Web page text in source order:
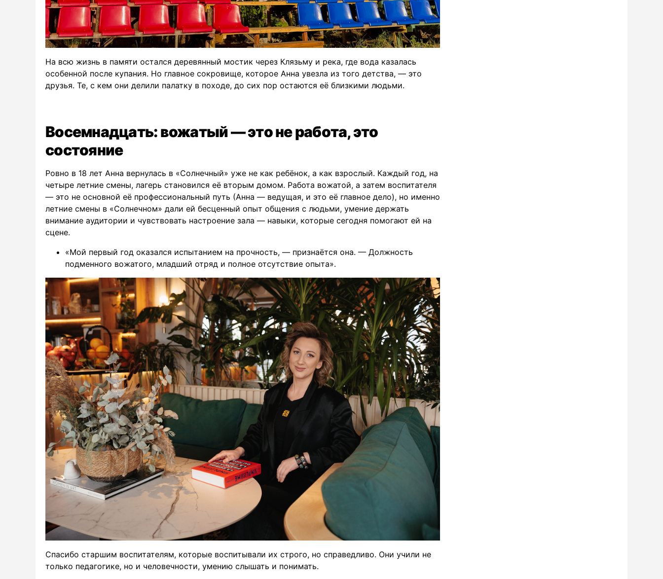
На всю жизнь в памяти остался деревянный мостик через Клязьму и река, где вода казалась
особенной после купания. Но главное сокровище, которое Анна увезла из того детства, — это
друзья. Те, с кем они делили палатку в походе, до сих пор остаются её близкими людьми.
Восемнадцать: вожатый — это не работа, это
состояние
Ровно в 18 лет Анна вернулась в «Солнечный» уже не как ребёнок, а как взрослый. Каждый год, на
четыре летние смены, лагерь становился её вторым домом. Работа вожатой, а затем воспитателя
— это не основной её профессиональный путь (Анна — ведущая, и это её главное дело), но именно
летние смены в «Солнечном» дали ей бесценный опыт общения с людьми, умение держать
внимание аудитории и чувствовать настроение зала — навыки, которые сегодня помогают ей на
сцене.
«Мой первый год оказался испытанием на прочность, — признаётся она. — Должность
подменного вожатого, младший отряд и полное отсутствие опыта».
Спасибо старшим воспитателям, которые воспитывали их строго, но справедливо. Они учили не
только педагогике, но и человечности, умению слышать и понимать.